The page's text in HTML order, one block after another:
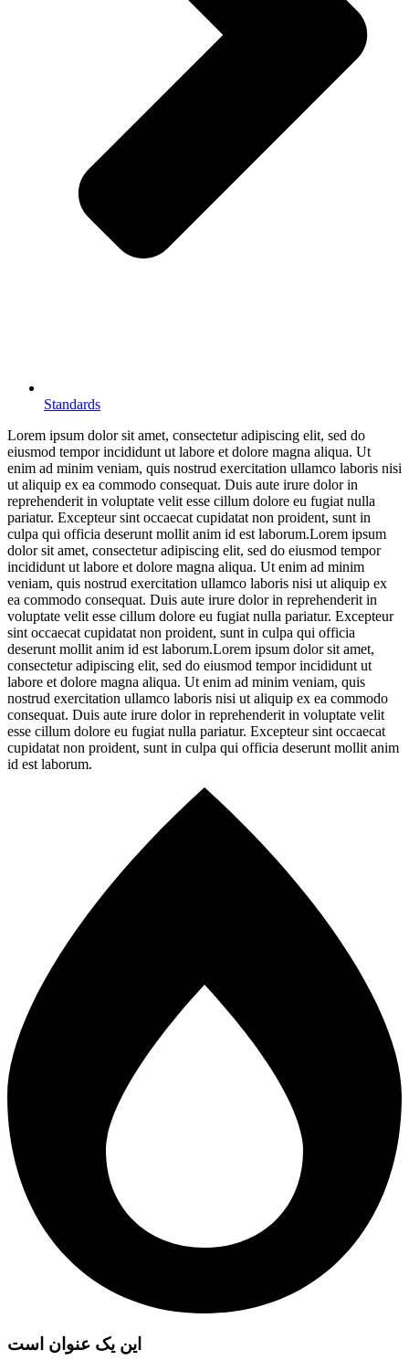
Standards
Lorem ipsum dolor sit amet, consectetur adipiscing elit, sed do
eiusmod tempor incididunt ut labore et dolore magna aliqua. Ut
enim ad minim veniam, quis nostrud exercitation ullamco laboris nisi
ut aliquip ex ea commodo consequat. Duis aute irure dolor in
reprehenderit in voluptate velit esse cillum dolore eu fugiat nulla
pariatur. Excepteur sint occaecat cupidatat non proident, sunt in
culpa qui officia deserunt mollit anim id est laborum.Lorem ipsum
dolor sit amet, consectetur adipiscing elit, sed do eiusmod tempor
incididunt ut labore et dolore magna aliqua. Ut enim ad minim
veniam, quis nostrud exercitation ullamco laboris nisi ut aliquip ex
ea commodo consequat. Duis aute irure dolor in reprehenderit in
voluptate velit esse cillum dolore eu fugiat nulla pariatur. Excepteur
sint occaecat cupidatat non proident, sunt in culpa qui officia
deserunt mollit anim id est laborum.Lorem ipsum dolor sit amet,
consectetur adipiscing elit, sed do eiusmod tempor incididunt ut
labore et dolore magna aliqua. Ut enim ad minim veniam, quis
nostrud exercitation ullamco laboris nisi ut aliquip ex ea commodo
consequat. Duis aute irure dolor in reprehenderit in voluptate velit
esse cillum dolore eu fugiat nulla pariatur. Excepteur sint occaecat
cupidatat non proident, sunt in culpa qui officia deserunt mollit anim
id est laborum.
این یک عنوان است